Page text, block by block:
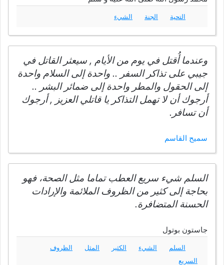
التحية الجنة الشيء
وعندما أُقتل في يوم من الأيام , سيعثر القاتل في
جيبي على تذاكر السفر .. واحدة إلى السلام واحدة
إلى الحقول والمطر واحدة إلى ضمائر البشر ..
أرجوك أن لا تهمل التذاكر يا قاتلي العزيز , أرجوك
أن تسافر.
سميح القاسم
السلم شيء سريع العطب تماما مثل الصحة، فهو
بحاجة إلى كثير من الظروف الملائمة والإرادات
الحسنة المتضافرة.
جاستون بوتول
السلم الشيء الكثير المثل
الظروف
السريع